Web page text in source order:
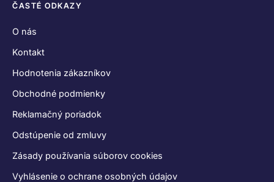
ČASTÉ ODKAZY
O nás
Kontakt
Hodnotenia zákazníkov
Obchodné podmienky
Reklamačný poriadok
Odstúpenie od zmluvy
Zásady používania súborov cookies
Vyhlásenie o ochrane osobných údajov